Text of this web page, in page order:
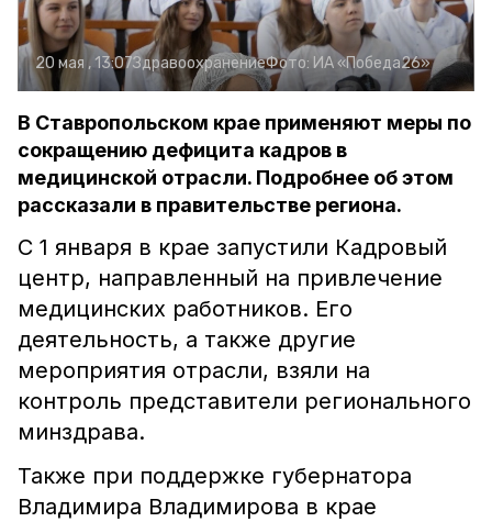
20 мая , 13:07ЗдравоохранениеФото: ИА «Победа26»
В Ставропольском крае применяют меры по
сокращению дефицита кадров в
медицинской отрасли. Подробнее об этом
рассказали в правительстве региона.
С 1 января в крае запустили Кадровый
центр, направленный на привлечение
медицинских работников. Его
деятельность, а также другие
мероприятия отрасли, взяли на
контроль представители регионального
минздрава.
Также при поддержке губернатора
Владимира Владимирова в крае